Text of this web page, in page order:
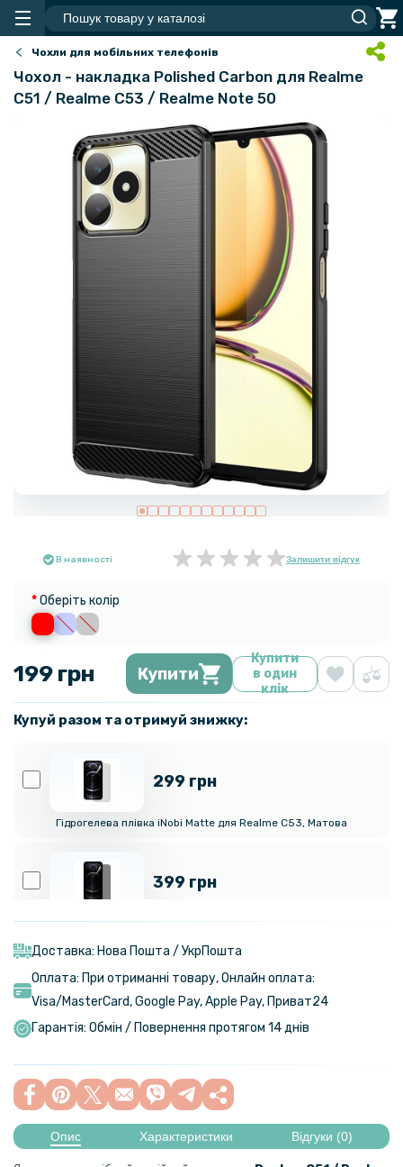
Чохли для мобільних телефонів
Чохол - накладка Polished Carbon для Realme
C51 / Realme C53 / Realme Note 50
В наявності Залишити відгук
Оберіть колір
199 грн Купити
Купити
в один
клік
Купуй разом та отримуй знижку:
299 грн
Гідрогелева плівка iNobi Matte для Realme C53, Матова
399 грн
Гідрогелева плівка iNobi Privacy Matte для Realme C51
299 грн
Гідрогелева плівка iNobi Matte для Realme C51 на задню панель,
254 грн
299 грн
Чохол накладка Ricco Black Panther Armor для Realme C51 / Realme
C53 / Realme Note 50
Доставка: Нова Пошта / УкрПошта
Оплата: При отриманні товару, Онлайн оплата:
Visa/MasterСard, Google Pay, Apple Pay, Приват24
Гарантія: Обмін / Повернення протягом 14 днів
Опис Характеристики Відгуки (0)